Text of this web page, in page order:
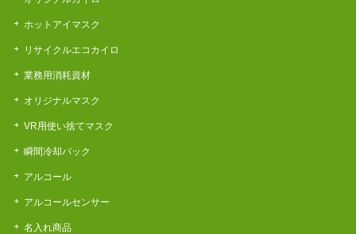
ホットアイマスク
リサイクルエコカイロ
業務用消耗資材
オリジナルマスク
VR用使い捨てマスク
瞬間冷却パック
アルコール
アルコールセンサー
名入れ商品